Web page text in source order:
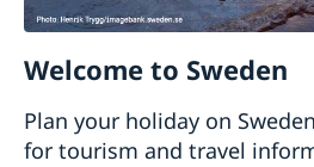
Welcome to Sweden
Plan your holiday on
for tourism and travel